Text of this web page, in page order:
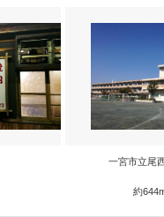
一宮市立尾
約